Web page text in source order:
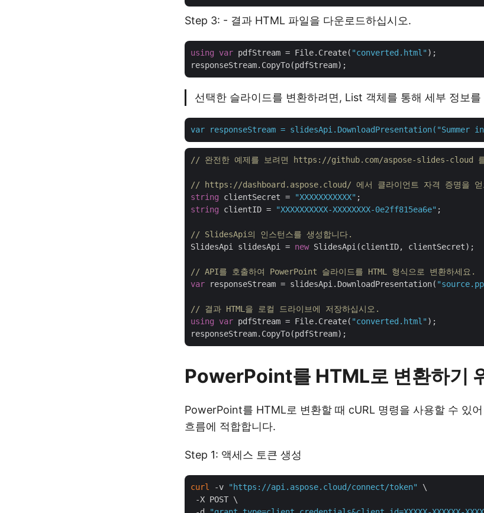
Step 3: - 결과 HTML 파일을 다운로드하십시오.
using var pdfStream = File.Create( "converted.html" );
선택한 슬라이드를 변환하려면, List 객체를 통해 세부 정보
var responseStream = slidesApi.DownloadPresentation("Summer
// 완전한 예제를 보려면 https://github.com/aspose-slides-cloud 를
// https://dashboard.aspose.cloud/ 에서 클라이언트 자격 증명을 얻
string clientSecret = "XXXXXXXXXXX"
string clientID = "XXXXXXXXXX-XXXXXXXX-0e2ff815ea6e" ;
// SlidesApi의 인스턴스를 생성합니다.
SlidesApi slidesApi = new SlidesApi(clientID, clientSecret);
// API를 호출하여 PowerPoint 슬라이드를 HTML 형식으로 변환하세요.
var responseStream = slidesApi.DownloadPresentation(
// 결과 HTML을 로컬 드라이브에 저장하십시오.
using
var pdfStream = File.Create( "converted.html" );
PowerPoint를 HTML로 변환하기
PowerPoint를 HTML로 변환할 때 cURL 명령을 사용할 수 있
흐름에 적합합니다.
Step 1: 액세스 토큰 생성
curl -v "https://api.aspose.cloud/connect/token"
\
-X POST \